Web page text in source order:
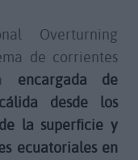
Overturning
de corrientes
encargada de
desde los
la superficie y
ecuatoriales en